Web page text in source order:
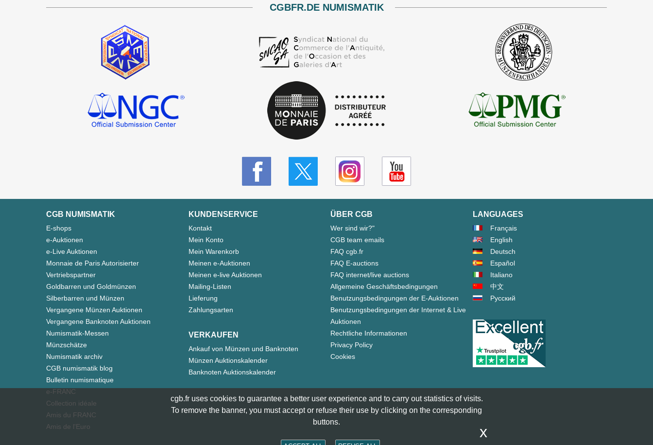
CGBFR.DE NUMISMATIK
CGB NUMISMATIK
E-shops
e-Auktionen
e-Live Auktionen
Monnaie de Paris Autorisierter
Vertriebspartner
Goldbarren und Goldmünzen
Silberbarren und Münzen
Vergangene Münzen Auktionen
Vergangene Banknoten Auktionen
Numismatik-Messen
Münzschätze
Numismatik archiv
CGB numismatik blog
Bulletin numismatique
e-FRANC
Collection idéale
Amis du FRANC
Amis de l'Euro
KUNDENSERVICE
Kontakt
Mein Konto
Mein Warenkorb
Meinen e-Auktionen
Meinen e-live Auktionen
Mailing-Listen
Lieferung
Zahlungsarten
VERKAUFEN
Ankauf von Münzen und Banknoten
Münzen Auktionskalender
Banknoten Auktionskalender
ÜBER CGB
Wer sind wir?"
CGB team emails
FAQ cgb.fr
FAQ E-auctions
FAQ internet/live auctions
Allgemeine Geschäftsbedingungen
Benutzungsbedingungen der E-Auktionen
Benutzungsbedingungen der Internet & Live
Auktionen
Rechtliche Informationen
Privacy Policy
Cookies
LANGUAGES
Français
English
Deutsch
Español
Italiano
中文
Русский
cgb.fr uses cookies to guarantee a better user experience and to carry out statistics of visits.
To remove the banner, you must accept or refuse their use by clicking on the corresponding
buttons.
x